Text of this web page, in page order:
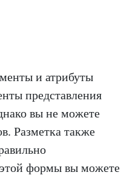
и атрибуты
представления
вы не можете
Разметка также
формы вы можете